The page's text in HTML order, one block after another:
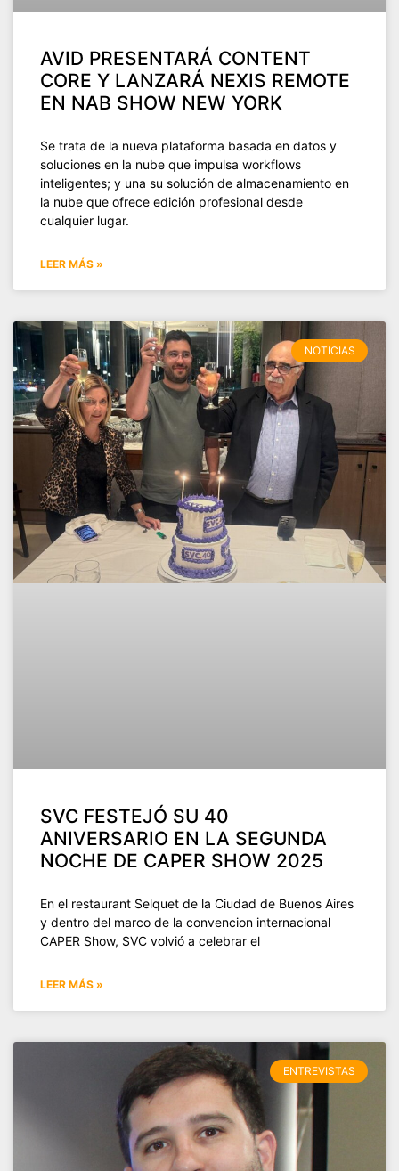
AVID PRESENTARÁ CONTENT
CORE Y LANZARÁ NEXIS REMOTE
EN NAB SHOW NEW YORK
Se trata de la nueva plataforma basada en datos y
soluciones en la nube que impulsa workflows
inteligentes; y una su solución de almacenamiento en
la nube que ofrece edición profesional desde
cualquier lugar.
LEER MÁS »
NOTICIAS
SVC FESTEJÓ SU 40
ANIVERSARIO EN LA SEGUNDA
NOCHE DE CAPER SHOW 2025
En el restaurant Selquet de la Ciudad de Buenos Aires
y dentro del marco de la convencion internacional
CAPER Show, SVC volvió a celebrar el
LEER MÁS »
ENTREVISTAS